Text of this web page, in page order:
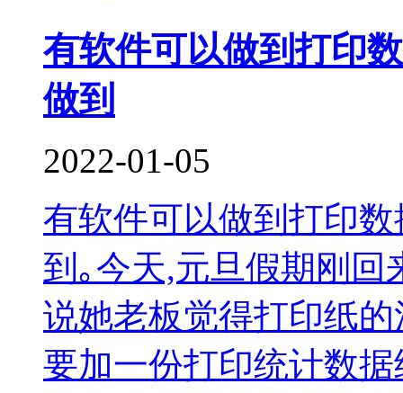
有软件可以做到打印
做到
2022-01-05
有软件可以做到打印
到｡今天,元旦假期刚回
说她老板觉得打印纸
要加一份打印统计数